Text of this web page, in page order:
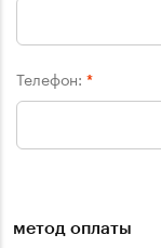
Телефон: *
метод оплаты